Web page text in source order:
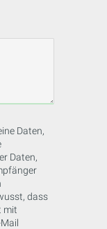
Daten,
Daten,
dass
mit